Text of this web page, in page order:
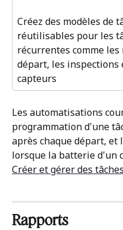
Créez des modèles de
réutilisables pour les
récurrentes comme les
départ, les inspections
capteurs
Les automatisations
programmation d'une
après chaque départ, et
lorsque la batterie d'un
Créer et gérer des tâches
Rapports